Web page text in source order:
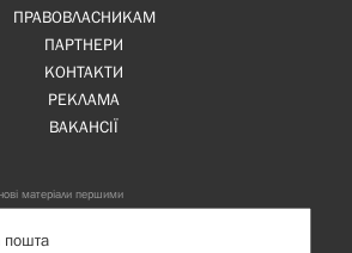
ПРАВОВЛАСНИКАМ
ПАРТНЕРИ
КОНТАКТИ
РЕКЛАМА
ВАКАНСІЇ
матеріали першими